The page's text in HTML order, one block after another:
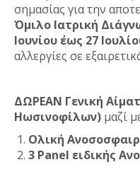
σημασίας για την
Όμιλο Ιατρική
Ιουνίου έως 27
αλλεργίες σε
ΔΩΡΕΑΝ Γενική
Ηωσινοφίλων) μαζί
Ολική
3 Panel ειδικής